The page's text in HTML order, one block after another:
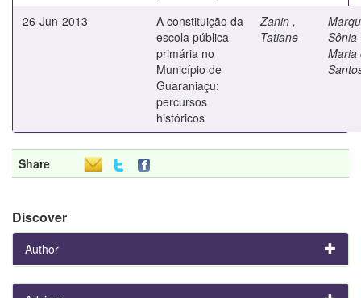
26-Jun-2013
A constituição da
escola pública
primária no
Município de
Guaraniaçu:
percursos
históricos
Zanin ,
Tatiane
Sônia
Maria
Share
Discover
Author